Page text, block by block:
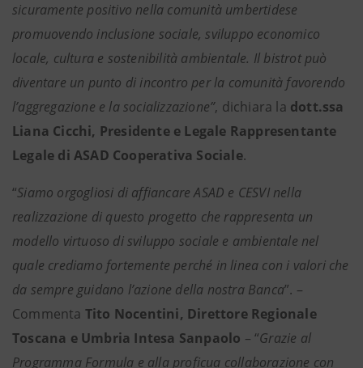
sicuramente positivo nella comunità umbertidese
promuovendo inclusione sociale, sviluppo economico
locale, cultura e sostenibilità ambientale. Il bistrot può
diventare un punto di incontro per la comunità favorendo
l’aggregazione e la socializzazione”, dichiara la dott.ssa
Liana Cicchi, Presidente e Legale Rappresentante
Legale di ASAD Cooperativa Sociale.
“Siamo orgogliosi di affiancare ASAD e CESVI nella
realizzazione di questo progetto che rappresenta un
modello virtuoso di sviluppo sociale e ambientale nel
quale crediamo fortemente perché in linea con i valori che
da sempre guidano l’azione della nostra Banca”. –
Commenta Tito Nocentini, Direttore Regionale
Toscana e Umbria Intesa Sanpaolo – “Grazie al
Programma Formula e alla proficua collaborazione con